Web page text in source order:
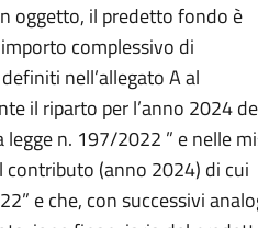
oggetto, il predetto fondo è
complessivo di
nell’allegato A al
il riparto per l’anno 2024
n. 197/2022 ” e nelle
contributo (anno 2024) di cui
e che, con successivi